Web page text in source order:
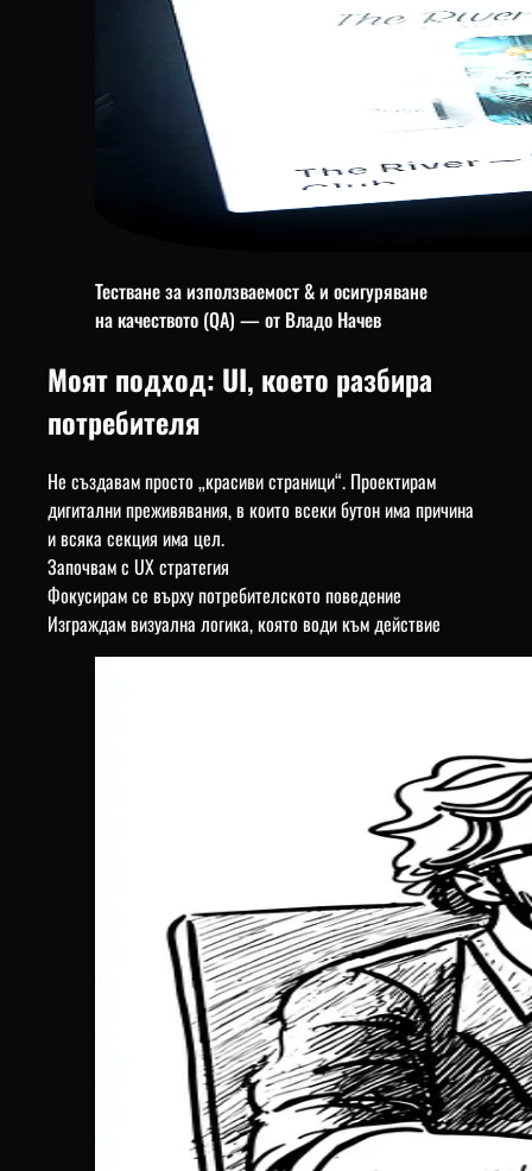
Тестване за използваемост & и осигуряване
на качеството (QA) — от Владо Начев
Моят подход: UI, което разбира
потребителя
Не създавам просто „красиви страници“. Проектирам
дигитални преживявания, в които всеки бутон има причина
и всяка секция има цел.
Започвам с UX стратегия
Фокусирам се върху потребителското поведение
Изграждам визуална логика, която води към действие